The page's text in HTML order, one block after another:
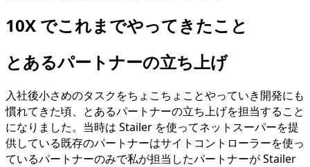
10X でこれまでやってきたこと
とあるパートナーの立ち上げ
入社後小さめのタスクをちょこちょことやっていき開発にも
慣れてきた頃、とあるパートナーの立ち上げを担当すること
になりました。当時は Stailer を使ってネットスーパーを提
供している既存のパートナーはサイトコントローラーを使っ
ているパートナーのみで私が担当したパートナーが Stailer